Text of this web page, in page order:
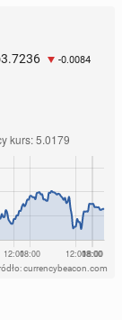
3.7236 -0.0084
currencybeacon.com